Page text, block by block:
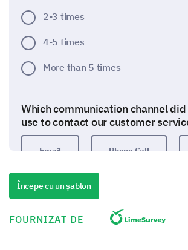
2-3 times
4-5 times
More than 5 times
Which communication channel
use to contact our customer
Email Phone Call
Social Media
Quality of Service
Începe cu un șablon
FOURNIZAT DE